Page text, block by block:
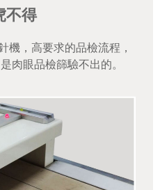
不得
機，高要求的品檢流程，
肉眼品檢篩驗不出的。